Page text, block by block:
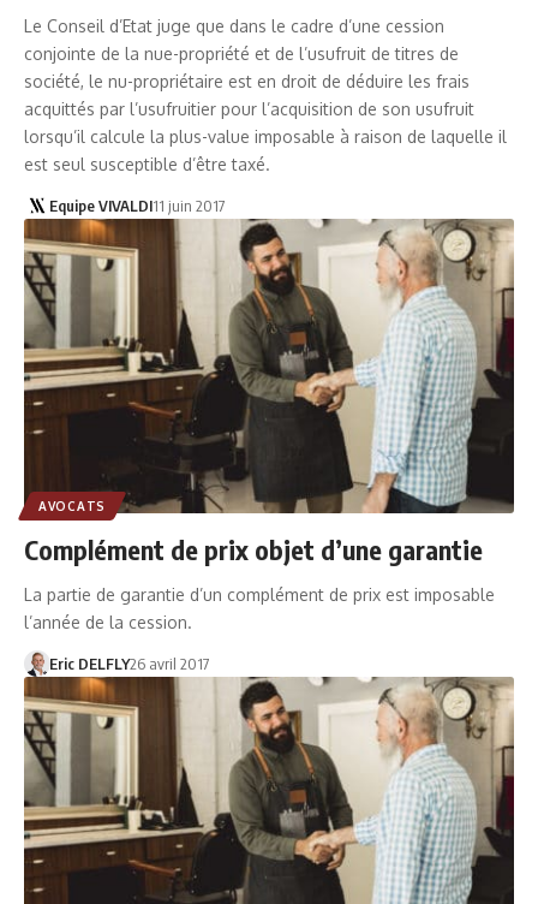
Le Conseil d’Etat juge que dans le cadre d’une cession
conjointe de la nue-propriété et de l’usufruit de titres de
société, le nu-propriétaire est en droit de déduire les frais
acquittés par l’usufruitier pour l’acquisition de son usufruit
lorsqu’il calcule la plus-value imposable à raison de laquelle il
est seul susceptible d’être taxé.
Equipe VIVALDI11 juin 2017
AVOCATS
Complément de prix objet d’une garantie
La partie de garantie d’un complément de prix est imposable
l’année de la cession.
Eric DELFLY26 avril 2017